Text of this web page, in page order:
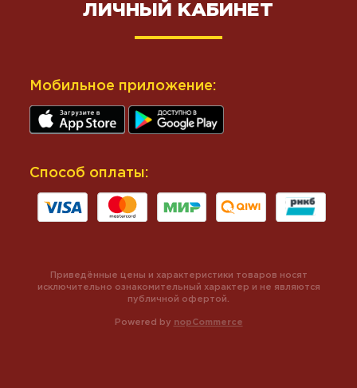
ЛИЧНЫЙ КАБИНЕТ
Мобильное приложение:
Способ оплаты:
Powered by nopCommerce
Приведённые цены и характеристики товаров носят
исключительно ознакомительный характер и не являются
публичной офертой.